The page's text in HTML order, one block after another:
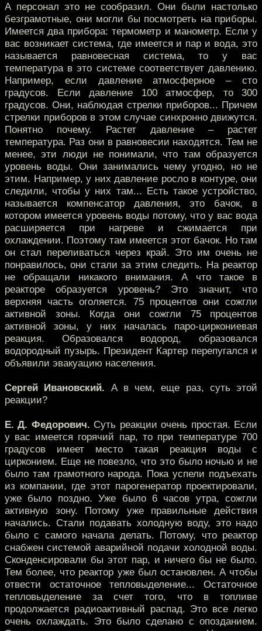
А персонал это не сообразил. Они были настолько
безграмотные, они могли бы посмотреть на приборы.
Имеется два прибора: термометр и манометр. Если у
вас возникает система, где имеется и пар и вода, это
называется равновесная система, то у вас
температура в это системе соответствует давлению.
Например, если давление атмосферное – сто
градусов. Если давление 100 атмосфер, то 300
градусов. Они, наблюдая стрелки приборов... Причем
стрелки приборов в этом случае синхронно движутся.
Понятно почему. Растет давление – растет
температура. Раз они в равновесии находятся. Тем не
менее, эти люди не понимали, что там образуется
уровень воды. Они занимались чему угодно, но не
этим. Например, у них давление росло в контуре, они
следили, чтобы у них там... Есть такое устройство,
называется компенсатор давления, это бачок, в
котором имеется уровень воды потому, что у вас вода
расширяется при нагреве и сжимается при
охлаждении. Поэтому там имеется этот бачок. Но там
он стал переливаться через край. Это им очень не
понравилось, они стали за этим следить. На реактор
не обращали никакого внимания. А что такое в
реакторе образуется уровень? Это значит, что
верхняя часть оголяется. 75 процентов они сожгли
активной зоны. Когда они сожгли 75 процентов
активной зоны, у них началась паро-циркониевая
реакция. Образовался водород, образовался
водородный пузырь. Президент Картер перепугался и
объявили эвакуацию населения.
Сергей Ивановский. А в чем, еще раз, суть этой
реакции?
Е. Д. Федорович. Суть реакции очень простая. Если
у вас имеется горячий пар, то при температуре 700
градусов имеет место такая реакция воды с
цирконием. Еще не повезло, что это было ночью и не
было там грамотного народа. Пока успели подъехать
из компании, где этот парогенератор проектировали,
уже было поздно. Уже было 6 часов утра, сожгли
активную зону. Потому уже правильные действия
начались. Стали подавать холодную воду, это надо
было с самого начала делать. Потому, что реактор
снабжен системой аварийной подачи холодной воды.
Сконденсировали бы этот пар, и ничего бы не было.
Тем более, что реактор уже был остановлен. А чтобы
отвести остаточное тепловыделение... Остаточное
тепловыделение за счет того, что в топливе
продолжается радиоактивный распад. Это все легко
очень охлаждать. Это было сделано с опозданием.